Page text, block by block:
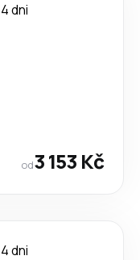
4 dni
od3 153 Kč
4 dni